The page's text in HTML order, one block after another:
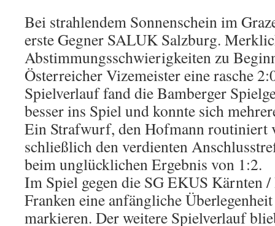
Bei strahlendem Sonnenschein im
erste Gegner SALUK Salzburg.
Abstimmungsschwierigkeiten zu
Öster­reicher Vizemeister eine rasche
Spielverlauf fand die Bamberger
besser ins Spiel und konnte sich
Ein Strafwurf, den Hofmann routiniert
schließlich den verdienten
beim unglücklichen Ergebnis von 1:2.
Im Spiel gegen die SG EKUS Kärnten
Franken eine anfängliche
markieren. Der weitere Spielverlauf